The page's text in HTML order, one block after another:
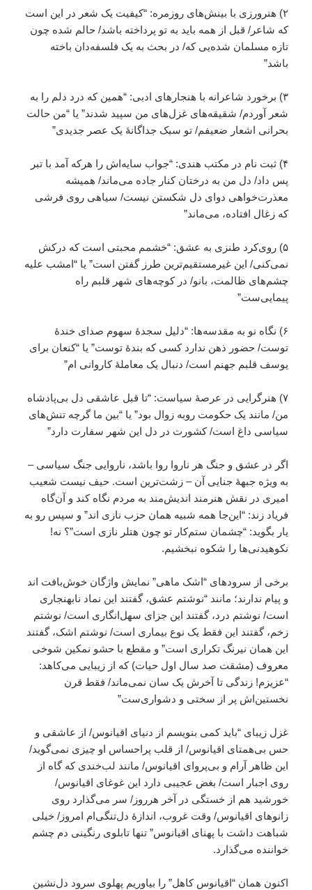
۲) هنرورزی با بینش‌های روزمره: “کیفیت یک شعر در این است
که شاعر/ قبل از همه باید به تو پرداخته باشد/ حالم شده چون
تازه مسلمان شده‌یی که/ در بحث به یک فلسفه‌دان باخته
باشد”
۳) برخورد شاعرانه با هنجارهای ادبی: “همین که درد دلم را به
شعر آوردم/ شقیقه‌های غزل‌های من سپید شدند” یا “من حالت
بحرانی اشعار ضعیفم/ تو سبک جداگانۀ یک عصر جدیدی”
۴) ثبت نام در مکتب هندی: “جواب سایه‌اش را هرکه آمد با تبر
پس داد/ دل من به درختان کنار جاده می‌ماند/ همیشه
معذرت‌خواهی دوای دل شکستن نیست/ سیاهی روی فرشی
که زغال افتاده، می‌ماند”
۵) روی‌کرد طنزی به عشق: “خشمم محبتی است که درکش
نمی‌کنی/ این غیرمستقیم‌ترین طرز گفتن است” یا “امشب علیه
چشم‌های ظالمت، بانو/ در کوچه‌های شهر قلبم راه
پیمایی‌ست”
۶) نگاه نو به مقدسه‌ها: “دلیل سجدۀ سهوم صدای خندۀ
توست/ حضور ذهن ندارد کسی که بندۀ توست” یا “کنعان برای
یوسف قلبم جهنم است/ دنبال یک معاملۀ کاروانی ام”
۷) هنرگرایی در عرصۀ سیاست: “تا قبل عاشقی دل بی‌پادشاه
من/ مانند یک حکومت روبه زوال بود” یا “بین ما گرچه تنش‌های
سیاسی داغ است/ کشورت در دل این شهر سفارت دارد”
اگر در عشق و جنگ هر ناروا روا باشد، ناروایی جنگ سیاسی –
به ویژه جبهۀ جنایی آن – زشت‌ترین است. حیف نیست شعیب
امیری در نقش هنرمند اندیش‌مند به مردم نگاه کند و آن‌گاه
فریاد زند: “این‌جا همه شبیه همان حزب نازی اند” و سپس رو به
یار بگوید: “چشمان ستم‌کار تو چون هتلر نازی است”؟ نه!
نکوهیدنی‌ها را شکوه نبخشیم.
برخی از سرودهای “اشک ماهی” نمایش واژگان خوش‌بافت اند
و پیام ندارند؛ مانند “نوشتم عشق، گفتند این نماد نابهنجاری
است/ نوشتم درد، گفتند این جزای سهل‌انگاری است/ نوشتم
زخم، گفتند این فقط یک نوع بیماری است/ نوشتم اشک، گفتند
این همان نیرنگ تکراری است” و مقطع با حشو نمکین شوخی
معروف (مشقت صد سال اول حیات) که از زیبایی می‌کاهد:
“عزیزم! زندگی تا آخرش یک سان نمی‌ماند/ فقط قرن
نخستین‌اش پر از سختی و دشواری‌ست”
غزل زیبای “باید کمی بنویسم از دنیای اقیانوس/ از عاشقی و
حس بی‌همتای اقیانوس/ از قلب پراحساس او چیزی نمی‌گوید/
این ظاهر آرام و بی‌پروای اقیانوس/ مانند لب‌خندی که گاه از
روی اجبار است/ بغض عجیبی دارد این غوغای اقیانوس/
خورشید هم از خستگی در آخر هرروز/ سر می‌گذارد روی
زانوهای اقیانوس/ وقت غروب، اندازۀ دل‌تنگی‌ام امروز/ خیلی
شباهت داشت با پهنای اقیانوس” تنها تابلوی رنگینی دم چشم
خواننده می‌گذارد.
اکنون همان “اقیانوس کاهل” را بیاوریم پهلوی سرود دل‌نشین